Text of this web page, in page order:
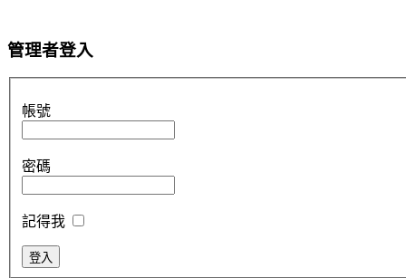
管理者登入
帳號
密碼
記得我